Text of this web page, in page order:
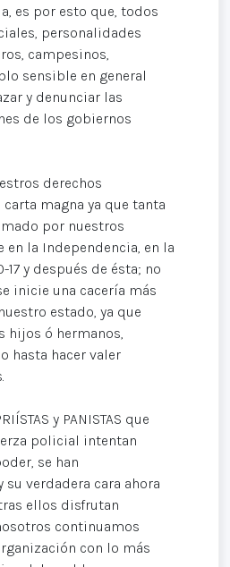
es por esto que, todos
personalidades
campesinos,
sensible en general
y denunciar las
de los gobiernos
derechos
magna ya que tanta
por nuestros
en la Independencia, en la
17 y después de ésta; no
inicie una cacería más
estado, ya que
hijos ó hermanos,
hasta hacer valer
y PANISTAS que
policial intentan
se han
su verdadera cara ahora
ellos disfrutan
continuamos
con lo más